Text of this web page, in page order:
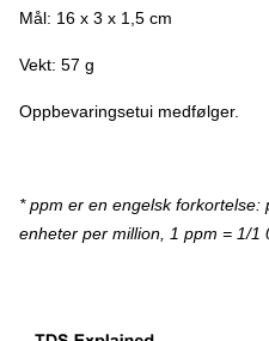
Mål: 16 x 3 x 1,5 cm
Vekt: 57 g
Oppbevaringsetui medfølger.
* ppm er en engelsk
enheter per million, 1 ppm = 1/1